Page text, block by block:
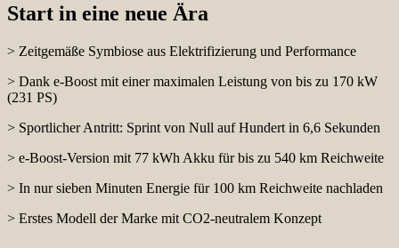
Start in eine neue Ära
> Zeitgemäße Symbiose aus Elektrifizierung und Performance
> Dank e-Boost mit einer maximalen Leistung von bis zu 170 kW
(231 PS)
> Sportlicher Antritt: Sprint von Null auf Hundert in 6,6 Sekunden
> e-Boost-Version mit 77 kWh Akku für bis zu 540 km Reichweite
> In nur sieben Minuten Energie für 100 km Reichweite nachladen
> Erstes Modell der Marke mit CO2-neutralem Konzept